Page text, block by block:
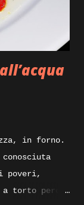
e sale,
di canna
di noci.
di agnello
in forno.
poveri,
a torto perche